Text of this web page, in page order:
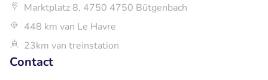
Marktplatz 8, 4750 4750 Bütgenbach
448 km van Le Havre
23km van treinstation
Contact